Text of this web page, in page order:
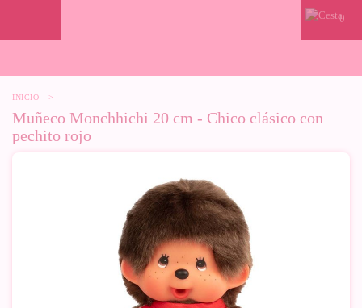
0
INICIO >
Muñeco Monchhichi 20 cm - Chico clásico con
pechito rojo